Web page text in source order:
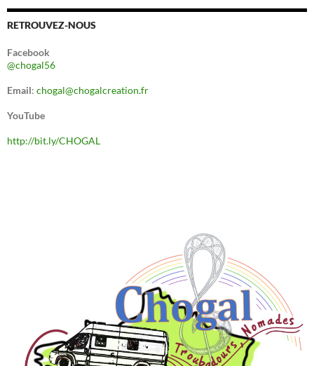
RETROUVEZ-NOUS
Facebook
@chogal56
Email: chogal@chogalcreation.fr
YouTube
http://bit.ly/CHOGAL